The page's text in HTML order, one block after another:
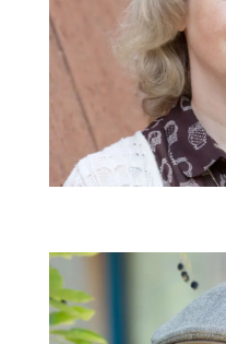
Inna Auerswald
Musik
@